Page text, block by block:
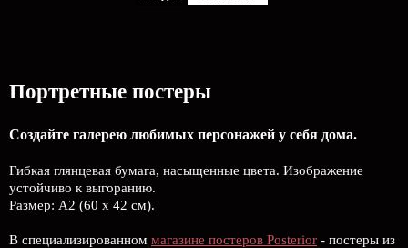
Портретные постеры
Создайте галерею любимых персонажей у себя дома.
Гибкая глянцевая бумага, насыщенные цвета. Изображение
устойчиво к выгоранию.
Размер: А2 (60 х 42 см).
В специализированном магазине постеров Posterior - постеры из